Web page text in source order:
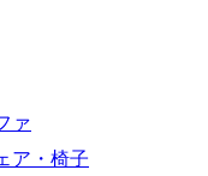
ァ
ア・椅子
追加できます